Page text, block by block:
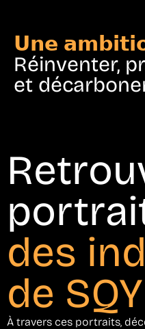
𝗨𝗻𝗲
Réinventer,
et
des
de
À travers ces portraits,